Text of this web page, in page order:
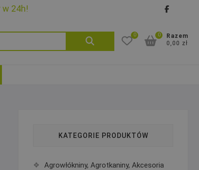
w 24h!
Szukaj: 0
Razem
0,00 zł
0
KATEGORIE PRODUKTÓW
Agrowłókniny, Agrotkaniny, Akcesoria